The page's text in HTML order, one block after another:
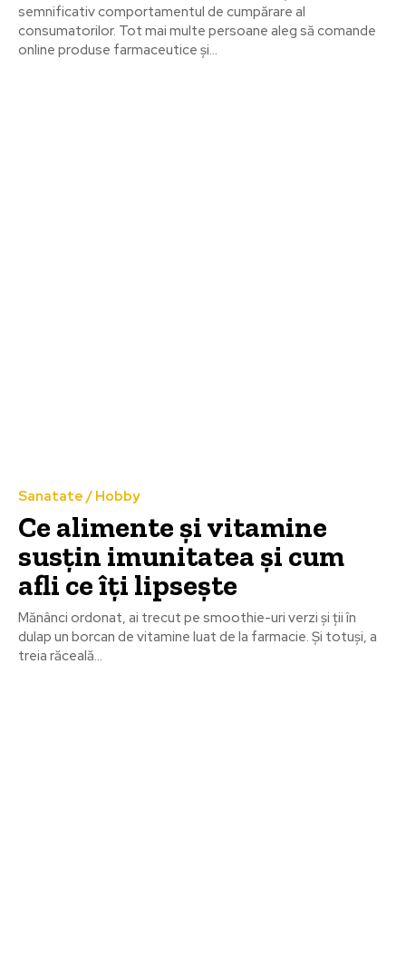
semnificativ comportamentul de cumpărare al
consumatorilor. Tot mai multe persoane aleg să comande
online produse farmaceutice și...
Sanatate / Hobby
Ce alimente și vitamine
susțin imunitatea și cum
afli ce îți lipsește
Mănânci ordonat, ai trecut pe smoothie-uri verzi și ții în
dulap un borcan de vitamine luat de la farmacie. Și totuși, a
treia răceală...